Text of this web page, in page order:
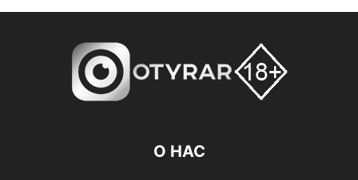
О НАС